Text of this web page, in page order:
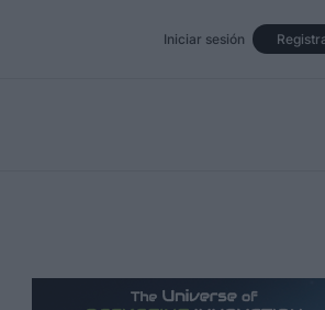
Iniciar sesión